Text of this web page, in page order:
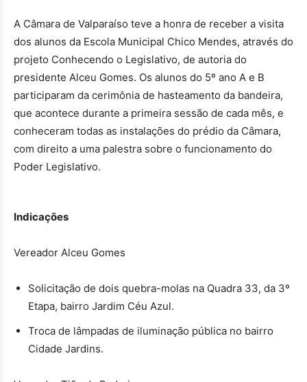
A Câmara de Valparaíso teve a honra de receber a visita
dos alunos da Escola Municipal Chico Mendes, através do
projeto Conhecendo o Legislativo, de autoria do
presidente Alceu Gomes. Os alunos do 5º ano A e B
participaram da cerimônia de hasteamento da bandeira,
que acontece durante a primeira sessão de cada mês, e
conheceram todas as instalações do prédio da Câmara,
com direito a uma palestra sobre o funcionamento do
Poder Legislativo.
Indicações
Vereador Alceu Gomes
Solicitação de dois quebra-molas na Quadra 33, da 3º
Etapa, bairro Jardim Céu Azul.
Troca de lâmpadas de iluminação pública no bairro
Cidade Jardins.